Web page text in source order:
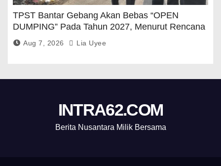
TPST Bantar Gebang Akan Bebas “OPEN
DUMPING” Pada Tahun 2027, Menurut Rencana
Pemerintah
Aug 7, 2026 Lia Uyee
INTRA62.COM
Berita Nusantara Milik Bersama